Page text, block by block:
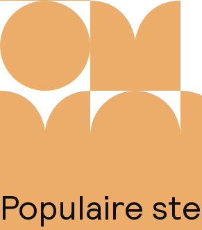
Populaire